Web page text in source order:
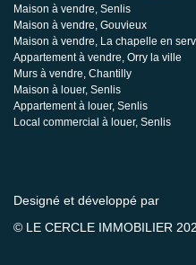
Maison à vendre, Senlis
Maison à vendre, Gouvieux
Maison à vendre, La chapelle en
Appartement à vendre, Orry la ville
Murs à vendre, Chantilly
Maison à louer, Senlis
Appartement à louer, Senlis
Local commercial à louer, Senlis
Designé et développé par
© LE CERCLE IMMOBILIER